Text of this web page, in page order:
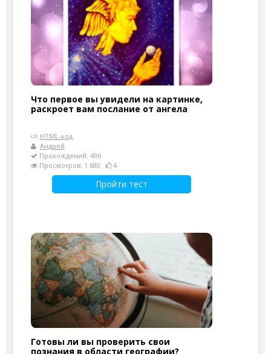
Что первое вы увидели на картинке,
раскроет вам послание от ангела
HTML-код
Андрей
Прохождений: 496
Просмотров: 1 680
4
Пройти тест
Готовы ли вы проверить свои
познания в области географии?